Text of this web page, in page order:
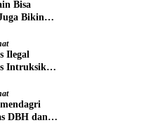
Bisa
Bikin
Ilegal
Intruksikan
DBH dan